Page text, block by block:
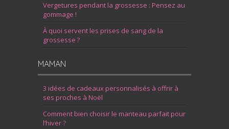
Vergetures pendant la grossesse : Pensez au
gommage !
À quoi servent les prises de sang de la
grossesse ?
MAMAN
3 idées de cadeaux personnalisés à offrir à
ses proches à Noël
Comment bien choisir le manteau parfait pour
l’hiver ?